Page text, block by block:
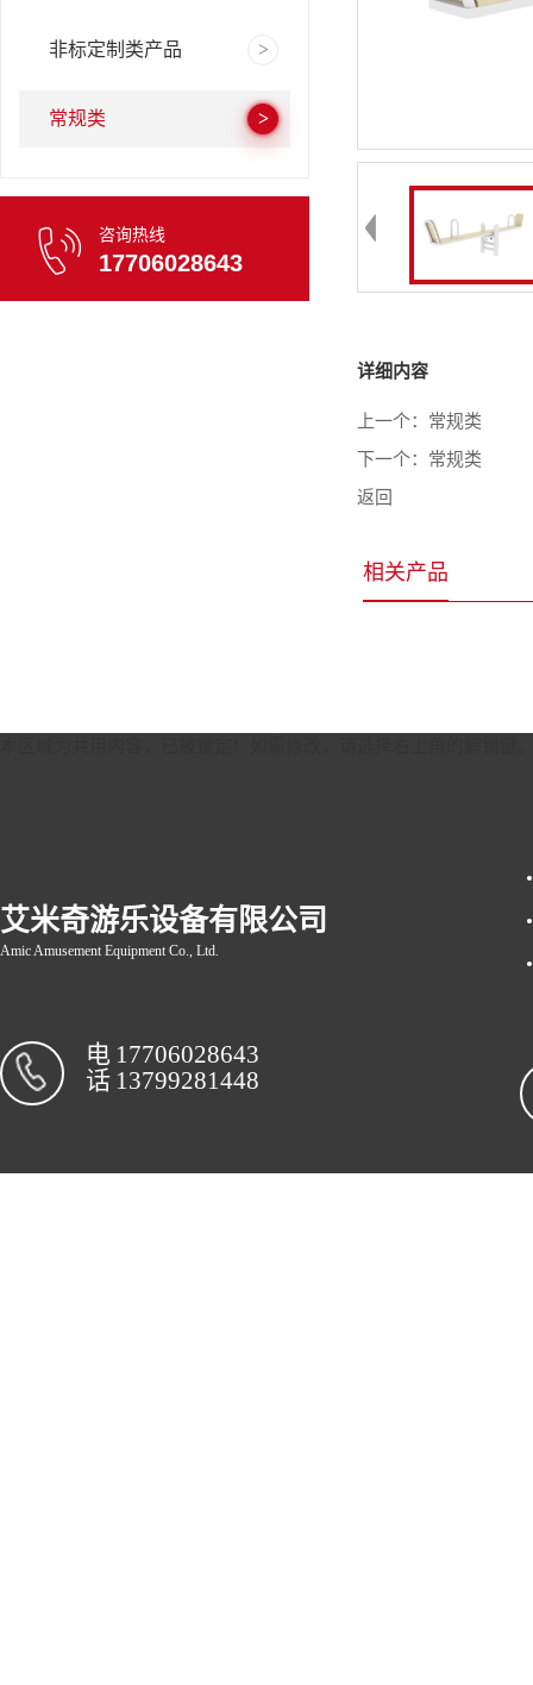
非标定制类产品
常规类
咨询热线
17706028643
详细内容
上一个： 常规类
下一个： 常规类
返回
相关产品
艾米奇游乐设备有限公司
Amic Amusement Equipment Co., Ltd.
电
话
17706028643
13799281448